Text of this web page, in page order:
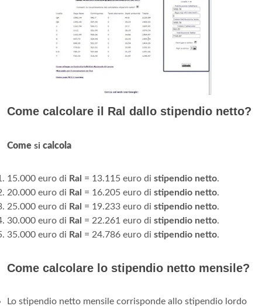
Come calcolare il Ral dallo stipendio netto?
Come si calcola
15.000 euro di Ral = 13.115 euro di stipendio netto.
20.000 euro di Ral = 16.205 euro di stipendio netto.
25.000 euro di Ral = 19.233 euro di stipendio netto.
30.000 euro di Ral = 22.261 euro di stipendio netto.
35.000 euro di Ral = 24.786 euro di stipendio netto.
Come calcolare lo stipendio netto mensile?
Lo stipendio netto mensile corrisponde allo stipendio lordo